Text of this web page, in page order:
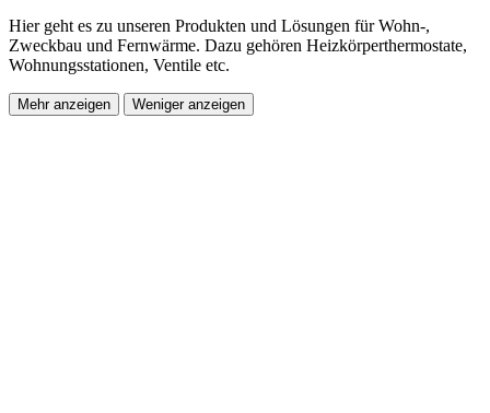
Hier geht es zu unseren Produkten und Lösungen für Wohn-,
Zweckbau und Fernwärme. Dazu gehören Heizkörperthermostate,
Wohnungsstationen, Ventile etc.
Mehr anzeigen Weniger anzeigen